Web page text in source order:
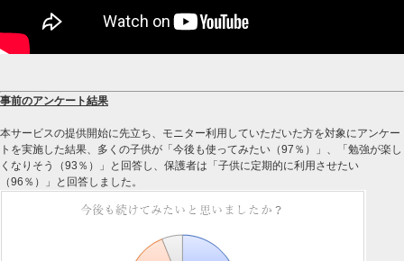
事前のアンケート結果
本サービスの提供開始に先立ち、モニター利用していただいた方を対象にアンケー
トを実施した結果、多くの子供が「今後も使ってみたい（97％）」、「勉強が楽し
くなりそう（93％）」と回答し、保護者は「子供に定期的に利用させたい
（96％）」と回答しました。